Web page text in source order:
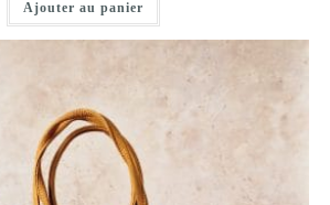
Ajouter au panier